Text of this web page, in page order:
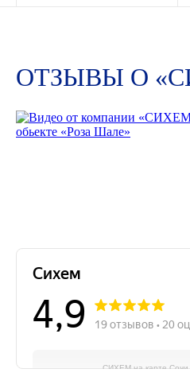
ОТЗЫВЫ О
СИХЕМ на карте